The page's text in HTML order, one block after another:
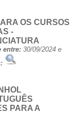
OS CURSOS
-
entre: 30/09/2024 e
PARA A